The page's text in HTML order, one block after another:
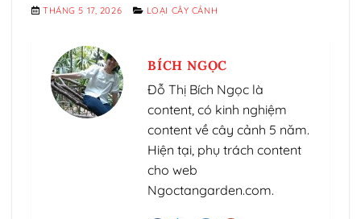
THÁNG 5 17, 2026 LOẠI CÂY CẢNH
BÍCH NGỌC
Đỗ Thị Bích Ngọc là
content, có kinh nghiệm
content về cây cảnh 5 năm.
Hiện tại, phụ trách content
cho web
Ngoctangarden.com.